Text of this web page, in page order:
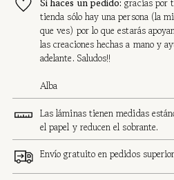
Si haces un pedido:gracias por
tienda sólo hay una persona (la
que ves) por lo que estarás
las creaciones hechas a mano y
adelante. Saludos!!
Alba
Las láminas tienen medidas
el papel y reducen el sobrante.
Envío gratuito en pedidos